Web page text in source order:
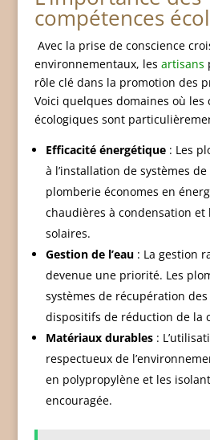
compétences
Avec la prise de conscience
environnementaux, les artisans
rôle clé dans la promotion des
Voici quelques domaines où les
écologiques sont
Efficacité énergétique: Les
à l’installation de systèmes
plomberie économes en
chaudières à condensation et
solaires.
Gestion de l’eau: La gestion
devenue une priorité. Les
systèmes de récupération
dispositifs de réduction de la
Matériaux durables:
respectueux de
en polypropylène et les
encouragée.